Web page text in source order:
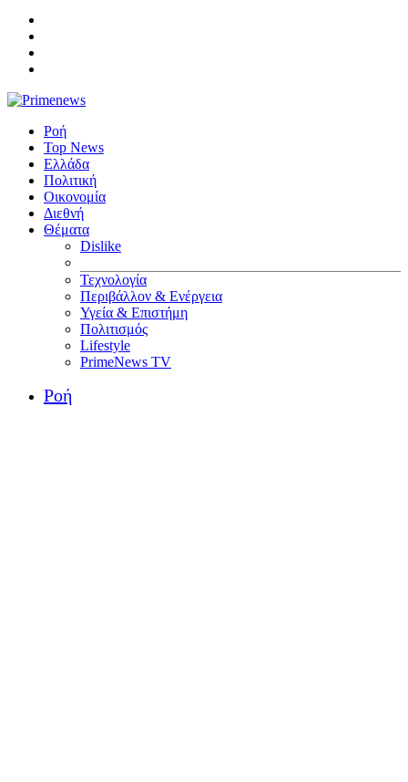
Ροή
Top News
Ελλάδα
Πολιτική
Οικονομία
Διεθνή
Θέματα
Dislike
Τεχνολογία
Περιβάλλον & Ενέργεια
Υγεία & Επιστήμη
Πολιτισμός
Lifestyle
PrimeNews TV
Ροή